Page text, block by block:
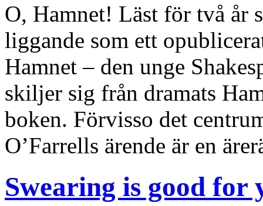
O, Hamnet! Läst för två år
liggande som ett
Hamnet – den unge
skiljer sig från dramats
boken. Förvisso det
O’Farrells ärende är en
Swearing is good